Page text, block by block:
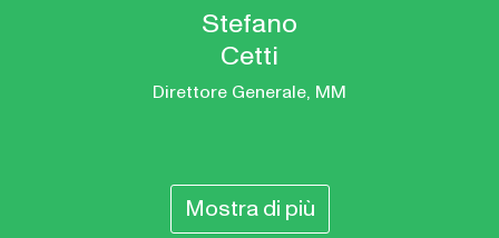
Stefano
Cetti
Direttore Generale, MM
Mostra di più